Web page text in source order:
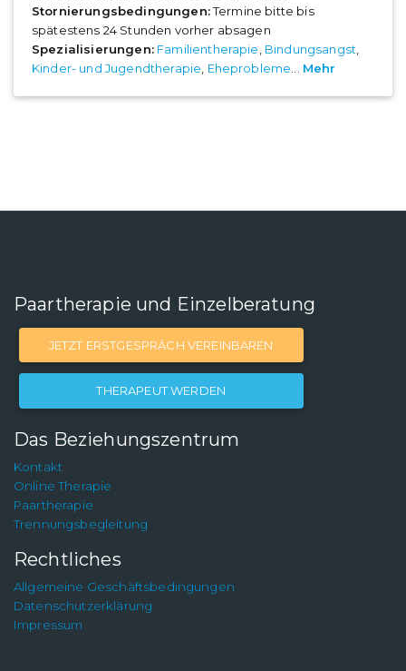
Stornierungsbedingungen:Termine bitte bis
spätestens 24 Stunden vorher absagen
Spezialisierungen: Familientherapie Bindungsangst
Kinder- und Jugendtherapie Eheprobleme Mehr
Paartherapie und Einzelberatung
JETZT ERSTGESPRÄCH VEREINBAREN
THERAPEUT WERDEN
Das Beziehungszentrum
Kontakt
Online Therapie
Paartherapie
Trennungsbegleitung
Rechtliches
Allgemeine Geschäftsbedingungen
Datenschutzerklärung
Impressum